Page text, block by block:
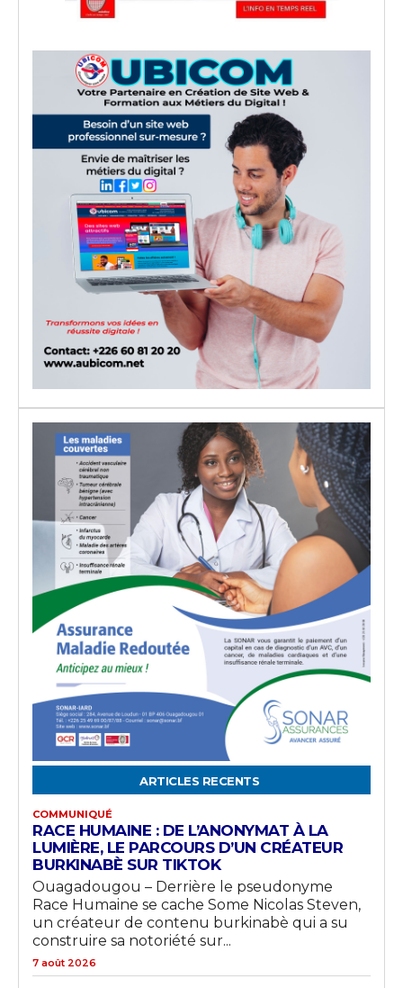
ARTICLES RECENTS
COMMUNIQUÉ
RACE HUMAINE : DE L’ANONYMAT À LA
LUMIÈRE, LE PARCOURS D’UN CRÉATEUR
BURKINABÈ SUR TIKTOK
Ouagadougou – Derrière le pseudonyme
Race Humaine se cache Some Nicolas Steven,
un créateur de contenu burkinabè qui a su
construire sa notoriété sur...
7 août 2026